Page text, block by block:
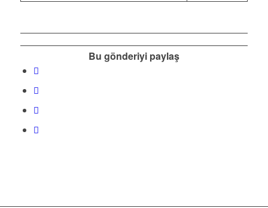
Bu gönderiyi paylaş